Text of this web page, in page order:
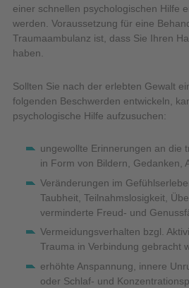
einer schnellen psychologischen Hilfe
werden. Voraussetzung für eine
Traumaambulanz ist, dass Sie Ihren
haben.
Sollten Sie nach der erlebten Gewalt
folgenden Beschwerden entwickeln,
psychologische Hilfe aufzusuchen:
ungewollte Erinnerungen an die
in Form von Bildern, Gedanken,
Veränderungen im
Taubheit, Teilnahmslosigkeit,
verminderte Freud- und
Vermeidungsverhalten bzgl.
Trauma in Verbindung gebracht
erhöhte Anspannung, innere
oder Schlaf- und